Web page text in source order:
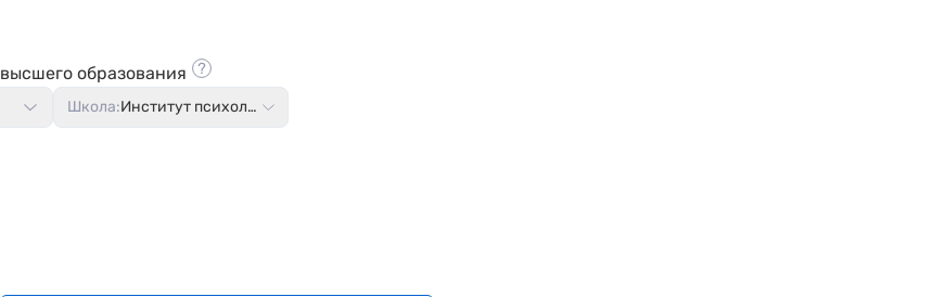
образования
Школа:Институт психологии Smart